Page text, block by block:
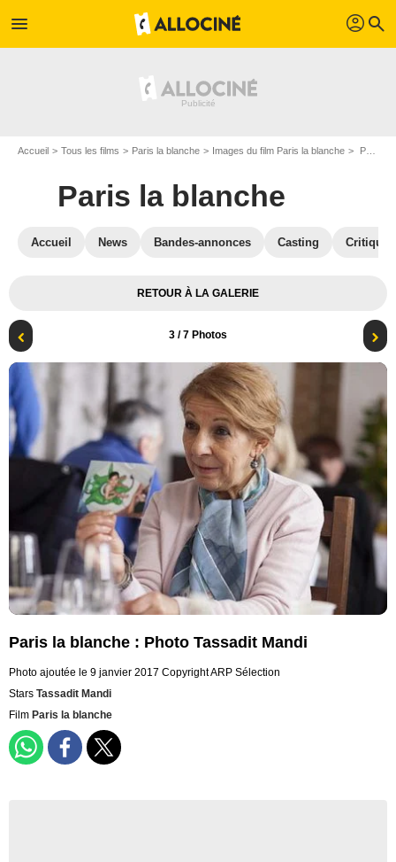
menu profil search
Accueil Tous les films Paris la blanche Images du film Paris la blanche Photo du film Paris la blanche - Photo 3
Paris la blanche
Accueil News Bandes-annonces Casting
RETOUR À LA GALERIE
3 / 7 Photos
Paris la blanche : Photo Tassadit Mandi
Photo ajoutée le 9 janvier 2017 Copyright ARP Sélection
Stars Tassadit Mandi
Film Paris la blanche